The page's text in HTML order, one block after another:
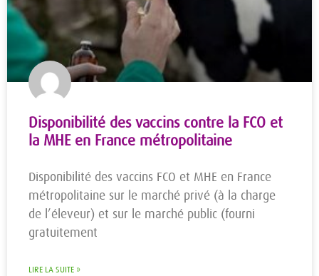
Disponibilité des vaccins contre la FCO et
la MHE en France métropolitaine
Disponibilité des vaccins FCO et MHE en France
métropolitaine sur le marché privé (à la charge
de l’éleveur) et sur le marché public (fourni
gratuitement
LIRE LA SUITE »